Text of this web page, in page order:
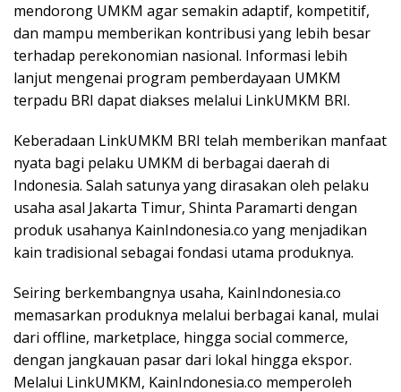
mendorong UMKM agar semakin adaptif, kompetitif,
dan mampu memberikan kontribusi yang lebih besar
terhadap perekonomian nasional. Informasi lebih
lanjut mengenai program pemberdayaan UMKM
terpadu BRI dapat diakses melalui LinkUMKM BRI.
Keberadaan LinkUMKM BRI telah memberikan manfaat
nyata bagi pelaku UMKM di berbagai daerah di
Indonesia. Salah satunya yang dirasakan oleh pelaku
usaha asal Jakarta Timur, Shinta Paramarti dengan
produk usahanya KainIndonesia.co yang menjadikan
kain tradisional sebagai fondasi utama produknya.
Seiring berkembangnya usaha, KainIndonesia.co
memasarkan produknya melalui berbagai kanal, mulai
dari offline, marketplace, hingga social commerce,
dengan jangkauan pasar dari lokal hingga ekspor.
Melalui LinkUMKM, KainIndonesia.co memperoleh